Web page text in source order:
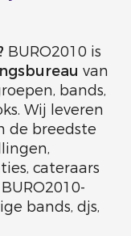
BURO2010 is
van
bands,
Wij leveren
de breedste
cateraars
bands, djs,